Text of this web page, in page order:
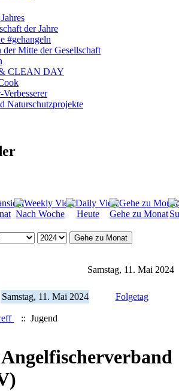
der Jahre
#gehangeln
der Mitte der Gesellschaft
CLEAN DAY
Verbesserer
Naturschutzprojekte
Nach Woche Heute Gehe zu Monat
Gehe zu Monat
Samstag, 11. Mai 2024
Samstag, 11. Mai 2024 Folgetag
:: Jugend